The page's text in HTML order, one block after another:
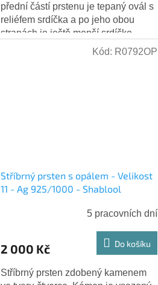
přední částí prstenu je tepaný ovál s
reliéfem srdíčka a po jeho obou
stranách je ještě menší srdíčko.
Jedno je perforované (obrys s
Stříbrný prsten s opálem - Velikost
11 - Ag 925/1000 - Shablool
5 pracovních dní
2 000 Kč Do košíku
Stříbrný prsten zdobený kamenem
Kód: R0792OP